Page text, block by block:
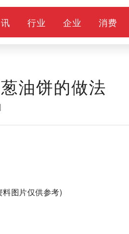
行业 企业 消费
油饼的做法
料图片仅供参考)